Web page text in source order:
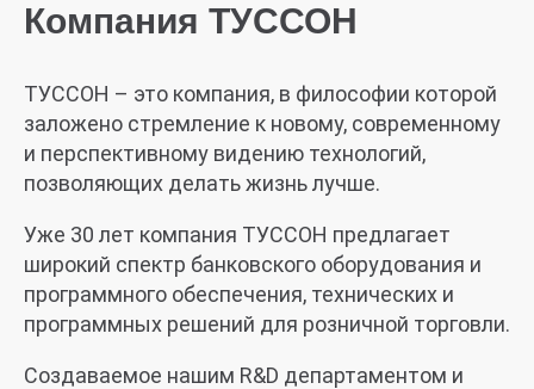
Компания ТУССОН
ТУССОН – это компания, в философии которой
заложено стремление к новому, современному
и перспективному видению технологий,
позволяющих делать жизнь лучше.
Уже 30 лет компания ТУССОН предлагает
широкий спектр банковского оборудования и
программного обеспечения, технических и
программных решений для розничной торговли.
Создаваемое нашим R&D департаментом и